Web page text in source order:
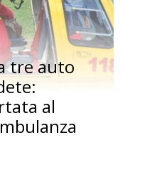
tre auto
al